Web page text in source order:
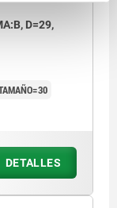
D=29,
DETALLES